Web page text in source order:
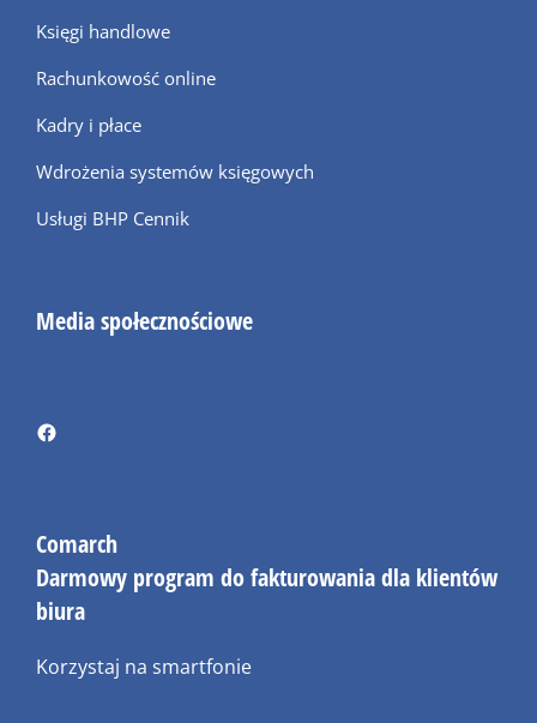
Księgi handlowe
Rachunkowość online
Kadry i płace
Wdrożenia systemów księgowych
Usługi BHP Cennik
Media społecznościowe
Comarch
Darmowy program do fakturowania dla klientów
biura
Korzystaj na smartfonie